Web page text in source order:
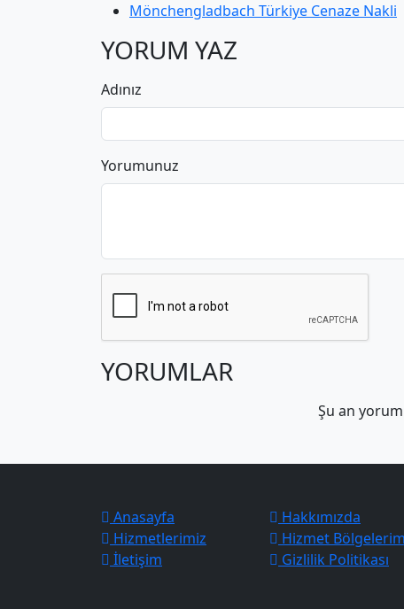
Mönchengladbach Türkiye Cenaze Nakli
YORUM YAZ
Adınız
Yorumunuz
YORUMLAR
Şu an
Anasayfa
Hakkımızda
Hizmetlerimiz
Hizmet
İletişim
Gizlilik Politikası